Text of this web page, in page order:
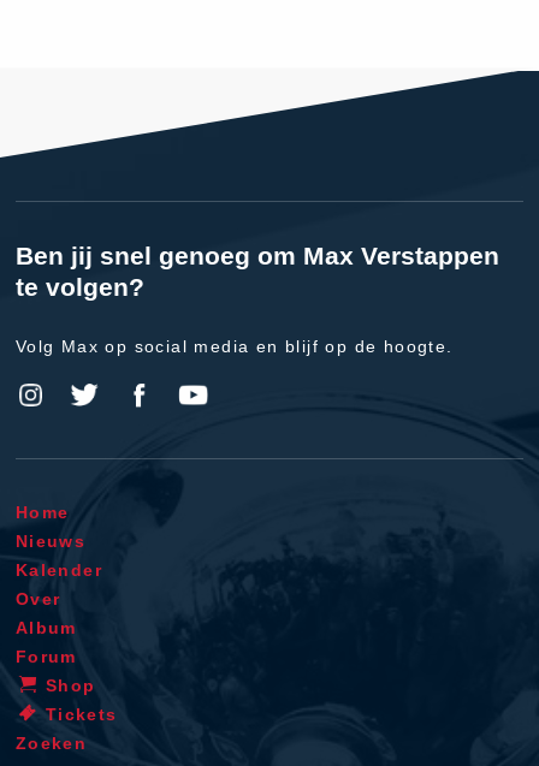
Ben jij snel genoeg om Max Verstappen
te volgen?
Volg Max op social media en blijf op de hoogte.
Home
Nieuws
Kalender
Over
Album
Forum
Shop
Tickets
Zoeken